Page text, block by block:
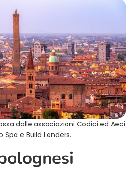
dalle associazioni Codici ed Aeci
e Build Lenders.